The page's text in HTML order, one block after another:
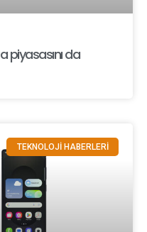
piyasasını da
TEKNOLOJİ HABERLERİ